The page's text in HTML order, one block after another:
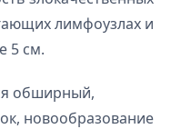
лимфоузлах и
5 см.
обширный,
новообразование